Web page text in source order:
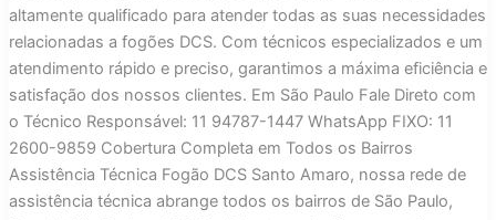
altamente qualificado para atender todas as suas necessidades
relacionadas a fogões DCS. Com técnicos especializados e um
atendimento rápido e preciso, garantimos a máxima eficiência e
satisfação dos nossos clientes. Em São Paulo Fale Direto com
o Técnico Responsável: 11 94787-1447 WhatsApp FIXO: 11
2600-9859 Cobertura Completa em Todos os Bairros
Assistência Técnica Fogão DCS Santo Amaro, nossa rede de
assistência técnica abrange todos os bairros de São Paulo,